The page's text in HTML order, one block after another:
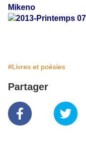
Mikeno
#Livres et poésies
Partager